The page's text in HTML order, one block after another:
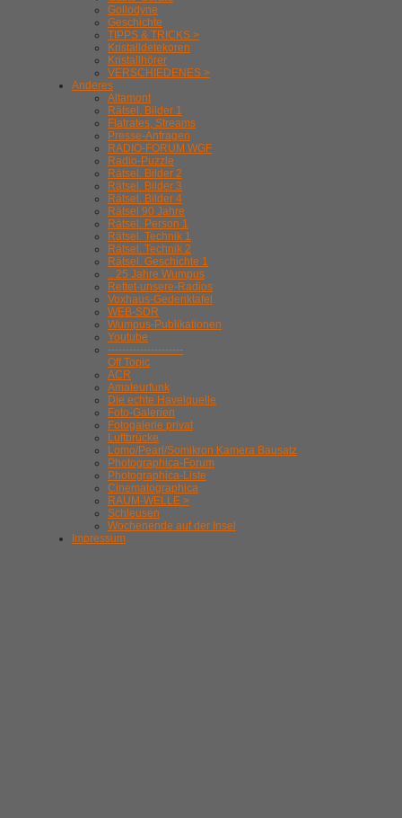
Gollodyne
Geschichte
TIPPS & TRICKS >
Kristalldetekoren
Kristallhörer
VERSCHIEDENES >
Anderes
Altamont
Rätsel. Bilder 1
Flatrates, Streams
Presse-Anfragen
RADIO-FORUM WGF
Radio-Puzzle
Rätsel. Bilder 2
Rätsel. Bilder 3
Rätsel. Bilder 4
Rätsel 90 Jahre
Rätsel. Person 1
Rätsel. Technik 1
Rätsel. Technik 2
Rätsel. Geschichte 1
.. 25 Jahre Wumpus
Rettet-unsere-Radios
Voxhaus-Gedenktafel
WEB-SDR
Wumpus-Publikationen
Youtube
---------------------
Off Topic
ACR
Amateurfunk
Die echte Havelquelle
Foto-Galerien
Fotogalerie privat
Luftbrücke
Lomo/Pearl/Somikron Kamera Bausatz
Photographica-Forum
Photographica-Liste
Cinematographica
RAUM-WELLE >
Schleusen
Wochenende auf der Insel
Impressum